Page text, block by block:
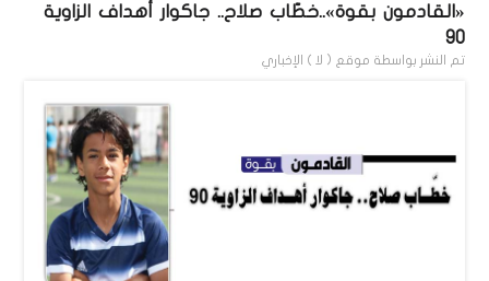
«القادمون بقوة»..خطّاب صلاح.. جاكوار أهداف الزاوية
90
تم النشر بواسطة موقع ( لا ) الإخباري